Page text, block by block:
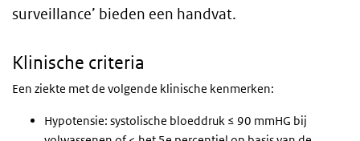
surveillance’ bieden een handvat.
Klinische criteria
Een ziekte met de volgende klinische kenmerken:
Hypotensie: systolische bloeddruk ≤ 90 mmHG bij